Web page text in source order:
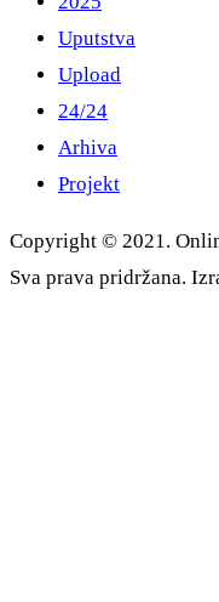
Uputstva
Upload
24/24
Arhiva
Projekt
Copyright © 2021.
Sva prava pridržana.